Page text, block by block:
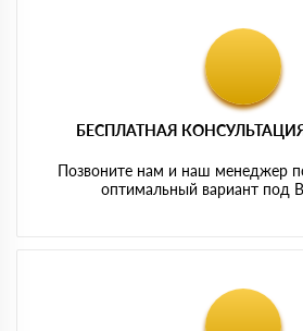
БЕСПЛАТНАЯ
Позвоните нам и наш менеджер
оптимальный вариант под